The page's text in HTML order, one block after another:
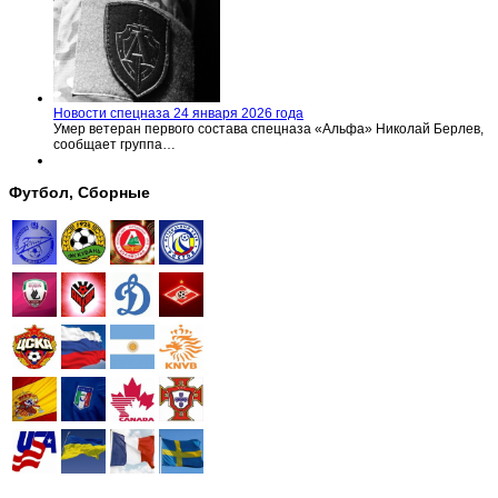
Новости спецназа 24 января 2026 года
Умер ветеран первого состава спецназа «Альфа» Николай Берлев,
сообщает группа…
Футбол, Сборные